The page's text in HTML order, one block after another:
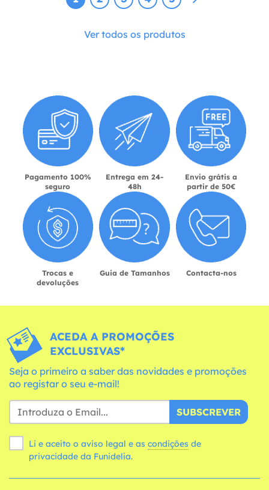
Ver todos os produtos
Pagamento 100%
seguro
Entrega em 24-
48h
Envio grátis a
partir de 50€
Trocas e
devoluções
Guia de Tamanhos Contacta-nos
ACEDA A PROMOÇÕES
EXCLUSIVAS*
Seja o primeiro a saber das novidades e promoções
ao registar o seu e-mail!
SUBSCREVER
Li e aceito o aviso legal e as condições
privacidade da Funidelia.